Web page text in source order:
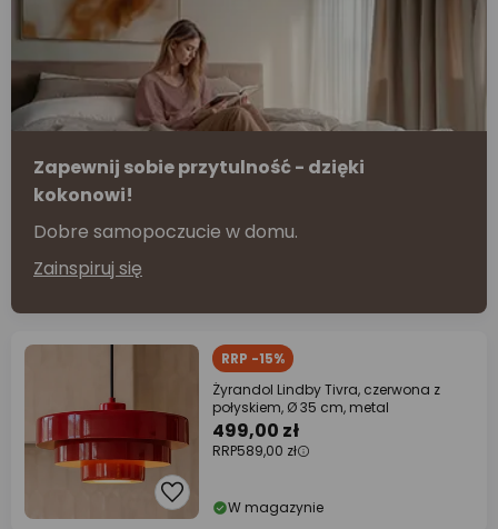
Zapewnij sobie przytulność - dzięki
kokonowi!
Dobre samopoczucie w domu.
Zainspiruj się
RRP -15%
Żyrandol Lindby Tivra, czerwona z
połyskiem, Ø 35 cm, metal
499,00 zł
RRP589,00 zł
W magazynie